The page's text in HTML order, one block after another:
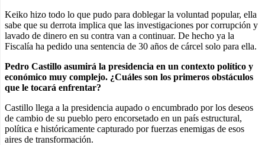
Keiko hizo todo lo que pudo para doblegar la voluntad popular, ella
sabe que su derrota implica que las investigaciones por corrupción y
lavado de dinero en su contra van a continuar. De hecho ya la
Fiscalía ha pedido una sentencia de 30 años de cárcel solo para ella.
Pedro Castillo asumirá la presidencia en un contexto político y
económico muy complejo. ¿Cuáles son los primeros obstáculos
que le tocará enfrentar?
Castillo llega a la presidencia aupado o encumbrado por los deseos
de cambio de su pueblo pero encorsetado en un país estructural,
política e históricamente capturado por fuerzas enemigas de esos
aires de transformación.